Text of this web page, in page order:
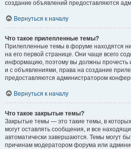
создание объявлений предоставляются
Вернуться к началу
Что такое прилепленные темы?
Прилепленные темы в форуме находятся
на его первой странице. Они чаще всего
информацию, поэтому вы должны прочесть
и с объявлениями, права на создание
предоставляются администратором
Вернуться к началу
Что такое закрытые темы?
Закрытые темы — это такие темы, в
могут оставлять сообщения, и все
автоматически завершаются. Темы могут
причинам модератором форума или